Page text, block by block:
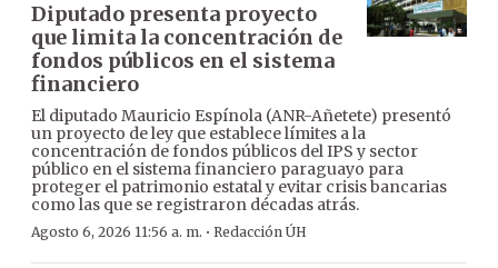
Diputado presenta proyecto
que limita la concentración de
fondos públicos en el sistema
financiero
El diputado Mauricio Espínola (ANR-Añetete) presentó
un proyecto de ley que establece límites a la
concentración de fondos públicos del IPS y sector
público en el sistema financiero paraguayo para
proteger el patrimonio estatal y evitar crisis bancarias
como las que se registraron décadas atrás.
Agosto 6, 2026 11:56 a. m. · Redacción ÚH